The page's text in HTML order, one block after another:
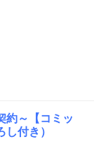
約～【コミッ
付き）